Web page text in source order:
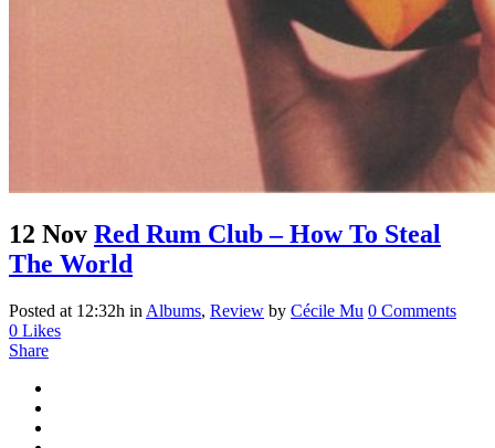
12 Nov Red Rum Club – How To Steal
The World
Posted at 12:32h in Albums, Review by Cécile Mu 0 Comments
0 Likes
Share